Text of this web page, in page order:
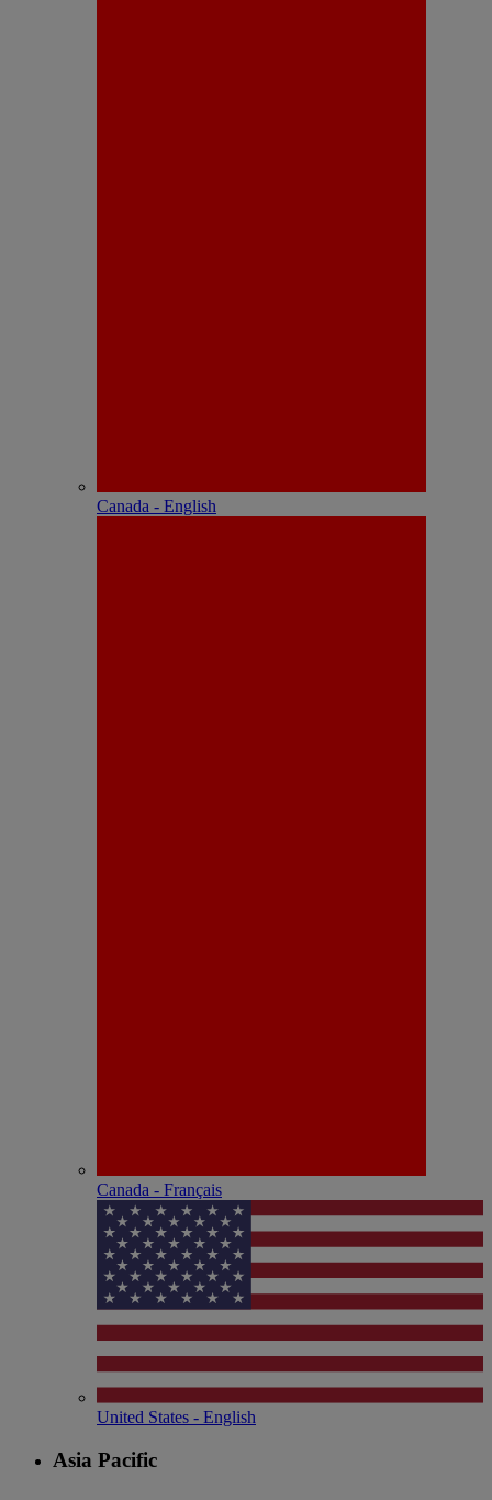
Canada - English
Canada - Français
United States - English
Asia Pacific